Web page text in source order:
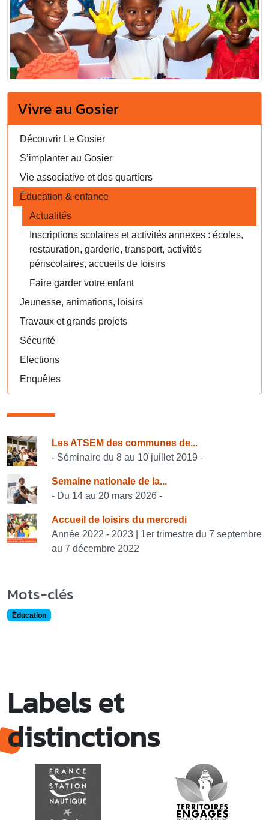
Vivre au Gosier
Découvrir Le Gosier
S’implanter au Gosier
Vie associative et des quartiers
Éducation & enfance
Actualités
Inscriptions scolaires et activités annexes : écoles,
restauration, garderie, transport, activités
périscolaires, accueils de loisirs
Faire garder votre enfant
Jeunesse, animations, loisirs
Travaux et grands projets
Sécurité
Elections
Enquêtes
Consulter également
Les ATSEM des communes de...
- Séminaire du 8 au 10 juillet 2019 -
Semaine nationale de la...
- Du 14 au 20 mars 2026 -
Accueil de loisirs du mercredi
Année 2022 - 2023 | 1er trimestre du 7 septembre
au 7 décembre 2022
Mots-clés
Éducation
Labels et
distinctions